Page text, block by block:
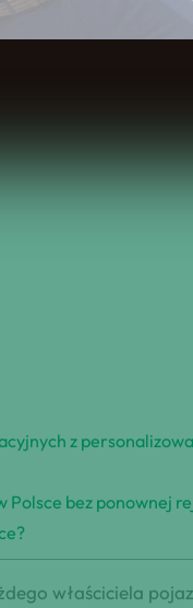
z
Polsce bez ponownej
właściciela